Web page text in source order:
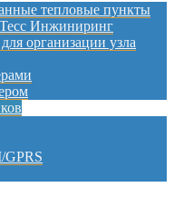
тепловые пункты
Инжиниринг
организации узла